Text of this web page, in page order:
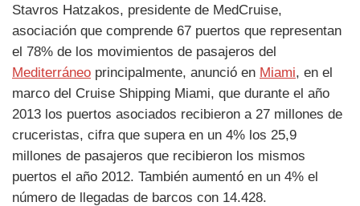
Stavros Hatzakos, presidente de MedCruise,
asociación que comprende 67 puertos que representan
el 78% de los movimientos de pasajeros del
Mediterráneo principalmente, anunció en Miami, en el
marco del Cruise Shipping Miami, que durante el año
2013 los puertos asociados recibieron a 27 millones de
cruceristas, cifra que supera en un 4% los 25,9
millones de pasajeros que recibieron los mismos
puertos el año 2012. También aumentó en un 4% el
número de llegadas de barcos con 14.428.